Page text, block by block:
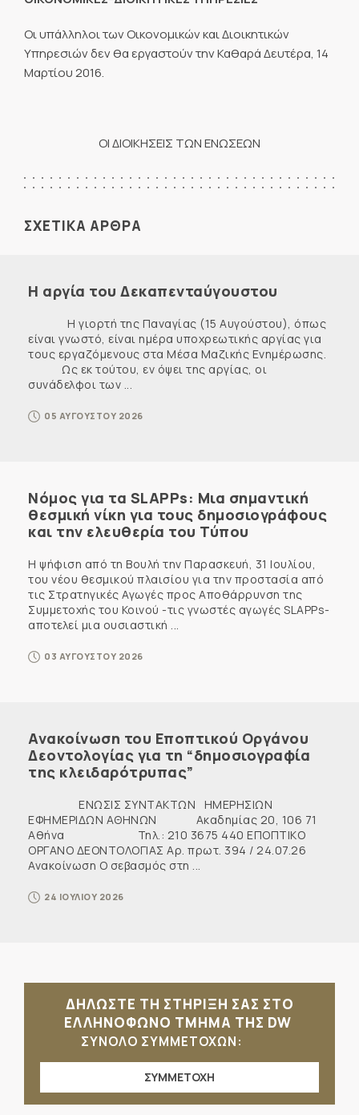
Οι υπάλληλοι των Οικονομικών και Διοικητικών
Υπηρεσιών δεν θα εργαστούν την Καθαρά Δευτέρα, 14
Μαρτίου 2016.
ΟΙ ΔΙΟΙΚΗΣΕΙΣ ΤΩΝ ΕΝΩΣΕΩΝ
ΣΧΕΤΙΚΑ ΑΡΘΡΑ
Η αργία του Δεκαπενταύγουστου
Η γιορτή της Παναγίας (15 Αυγούστου), όπως
είναι γνωστό, είναι ημέρα υποχρεωτικής αργίας για
τους εργαζόμενους στα Μέσα Μαζικής Ενημέρωσης.
Ως εκ τούτου, εν όψει της αργίας, οι
συνάδελφοι των ...
05 ΑΥΓΟΥΣΤΟΥ 2026
Νόμος για τα SLAPPs: Μια σημαντική
θεσμική νίκη για τους δημοσιογράφους
και την ελευθερία του Τύπου
Η ψήφιση από τη Βουλή την Παρασκευή, 31 Ιουλίου,
του νέου θεσμικού πλαισίου για την προστασία από
τις Στρατηγικές Αγωγές προς Αποθάρρυνση της
Συμμετοχής του Κοινού -τις γνωστές αγωγές SLAPPs-
αποτελεί μια ουσιαστική ...
03 ΑΥΓΟΥΣΤΟΥ 2026
Ανακοίνωση του Εποπτικού Οργάνου
Δεοντολογίας για τη “δημοσιογραφία
της κλειδαρότρυπας”
ΕΝΩΣΙΣ ΣΥΝΤΑΚΤΩΝ ΗΜΕΡΗΣΙΩΝ
ΕΦΗΜΕΡΙΔΩΝ ΑΘΗΝΩΝ Ακαδημίας 20, 106 71
Αθήνα Τηλ.: 210 3675 440 ΕΠΟΠΤΙΚΟ
ΟΡΓΑΝΟ ΔΕΟΝΤΟΛΟΓΙΑΣ Αρ. πρωτ. 394 / 24.07.26
Ανακοίνωση Ο σεβασμός στη ...
24 ΙΟΥΛΙΟΥ 2026
ΔΗΛΩΣΤΕ ΤΗ ΣΤΗΡΙΞΗ ΣΑΣ ΣΤΟ
ΕΛΛΗΝΟΦΩΝΟ ΤΜΗΜΑ ΤΗΣ DW
ΣΥΝΟΛΟ ΣΥΜΜΕΤΟΧΩΝ:
ΣΥΜΜΕΤΟΧΗ